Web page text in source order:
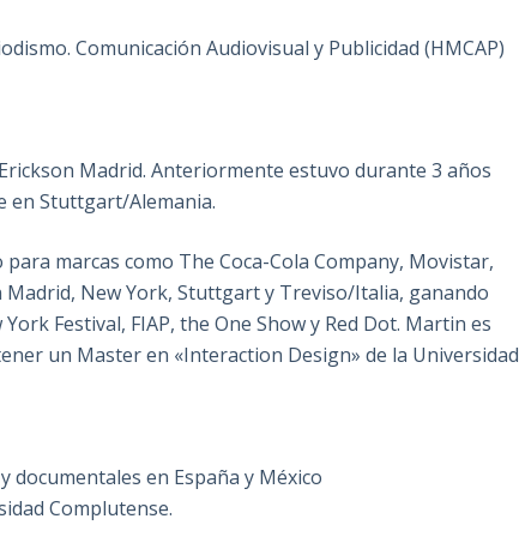
Comunicación Audiovisual y Publicidad (HMCAP)
Madrid. Anteriormente estuvo durante 3 años
en Stuttgart/Alemania.
marcas como The Coca-Cola Company, Movistar,
New York, Stuttgart y Treviso/Italia, ganando
Festival, FIAP, the One Show y Red Dot. Martin es
un Master en «Interaction Design» de la Universidad
documentales en España y México
Complutense.